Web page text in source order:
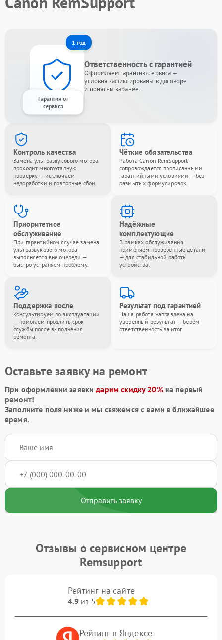
1 год
Гарантия от
сервиса
Ответственность с гарантией
Оформляем гарантию сервиса —
условия зафиксированы в договоре
и понятны заранее.
Контроль качества
Замена ультразвукового мотора
проходит многоэтапную
проверку — исключаем
недоработки и повторные сбои.
Чёткие обязательства
Работа Canon RemSupport
сопровождается прописанными
гарантийными условиями — без
размытых формулировок.
Приоритетное
обслуживание
При гарантийном случае замена
ультразвукового мотора
выполняется вне очереди —
быстро устраняем проблему.
Надёжные
комплектующие
В рамках обслуживания
применяем проверенные детали
— для стабильной работы
устройства.
Поддержка после
Консультируем по эксплуатации
— помогаем продлить срок
службы после выполнения
ремонта.
Результат под гарантией
Наша работа направлена на
уверенный результат — берём
ответственность за итог.
Оставьте заявку на ремонт
При оформлении заявкидарим скидку 20%на первый
ремонт!
Заполните поля ниже и мы свяжемся с вами в ближайшее
время.
Отправить заявку
Отзывы о сервисном центре
Remsupport
Рейтинг на сайте
4.9из 5
Рейтинг в Яндексе